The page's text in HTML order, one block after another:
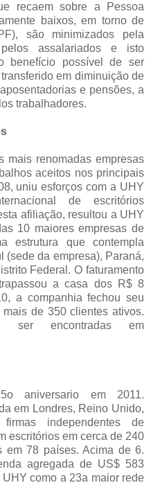
recaem sobre a Pessoa
baixos, em torno de
são minimizados pela
assalariados e isto
benefício possível de ser
em diminuição de
e pensões, a
trabalhadores.
mais renomadas empresas
aceitos nos principais
uniu esforços com a UHY
de escritórios
afiliação, resultou a UHY
10 maiores empresas de
estrutura que contempla
(sede da empresa), Paraná,
Federal. O faturamento
a casa dos R$ 8
a companhia fechou seu
de 350 clientes ativos.
ser encontradas em
aniversario em 2011.
em Londres, Reino Unido,
independentes de
escritórios em cerca de 240
em 78 países. Acima de 6.
agregada de US$ 583
como a 23a maior rede